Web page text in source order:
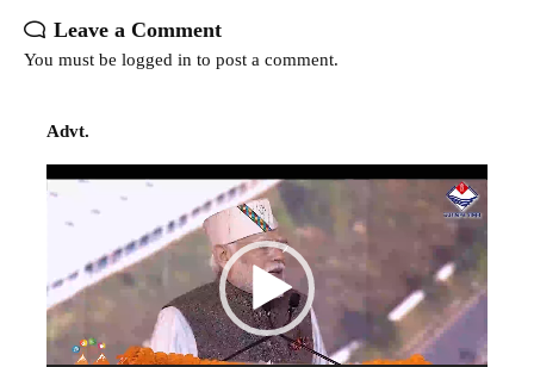
Leave a Comment
You must be logged in to post a comment.
Advt.
Video